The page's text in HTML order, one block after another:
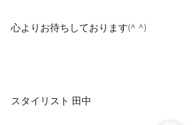
心よりお待ちしております(^ ^)
スタイリスト 田中